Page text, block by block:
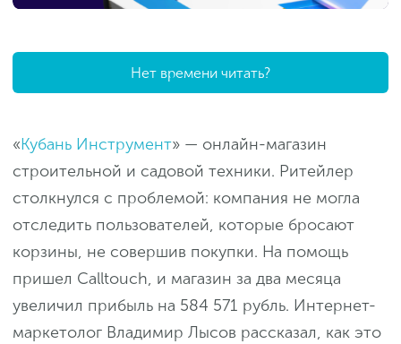
Нет времени читать?
«Кубань Инструмент» — онлайн-магазин
строительной и садовой техники. Ритейлер
столкнулся с проблемой: компания не могла
отследить пользователей, которые бросают
корзины, не совершив покупки. На помощь
пришел Calltouch, и магазин за два месяца
увеличил прибыль на 584 571 рубль. Интернет-
маркетолог Владимир Лысов рассказал, как это